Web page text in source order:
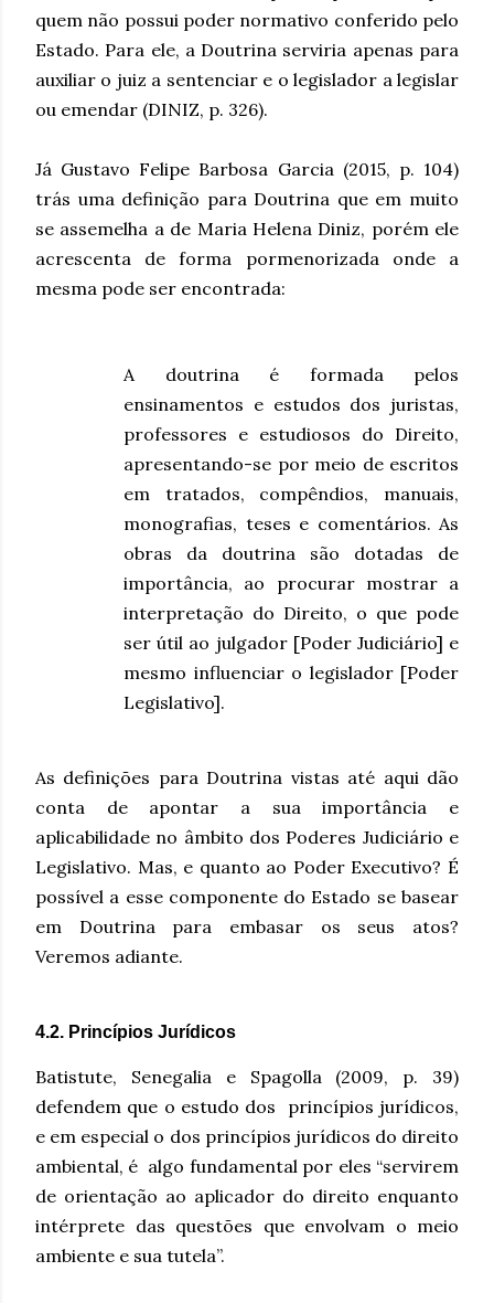
quem não possui poder normativo conferido pelo
Estado. Para ele, a Doutrina serviria apenas para
auxiliar o juiz a sentenciar e o legislador a legislar
ou emendar (DINIZ, p. 326).
Já Gustavo Felipe Barbosa Garcia (2015, p. 104)
trás uma definição para Doutrina que em muito
se assemelha a de Maria Helena Diniz, porém ele
acrescenta de forma pormenorizada onde a
mesma pode ser encontrada:
A doutrina é formada pelos
ensinamentos e estudos dos juristas,
professores e estudiosos do Direito,
apresentando-se por meio de escritos
em tratados, compêndios, manuais,
monografias, teses e comentários. As
obras da doutrina são dotadas de
importância, ao procurar mostrar a
interpretação do Direito, o que pode
ser útil ao julgador [Poder Judiciário] e
mesmo influenciar o legislador [Poder
Legislativo].
As definições para Doutrina vistas até aqui dão
conta de apontar a sua importância e
aplicabilidade no âmbito dos Poderes Judiciário e
Legislativo. Mas, e quanto ao Poder Executivo? É
possível a esse componente do Estado se basear
em Doutrina para embasar os seus atos?
Veremos adiante.
4.2. Princípios Jurídicos
Batistute, Senegalia e Spagolla (2009, p. 39)
defendem que o estudo dos princípios jurídicos,
e em especial o dos princípios jurídicos do direito
ambiental, é algo fundamental por eles “servirem
de orientação ao aplicador do direito enquanto
intérprete das questões que envolvam o meio
ambiente e sua tutela”.